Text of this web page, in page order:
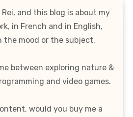
Rei, and this blog is about my
in French and in English,
the mood or the subject.
between exploring nature &
and video games.
would you buy me a